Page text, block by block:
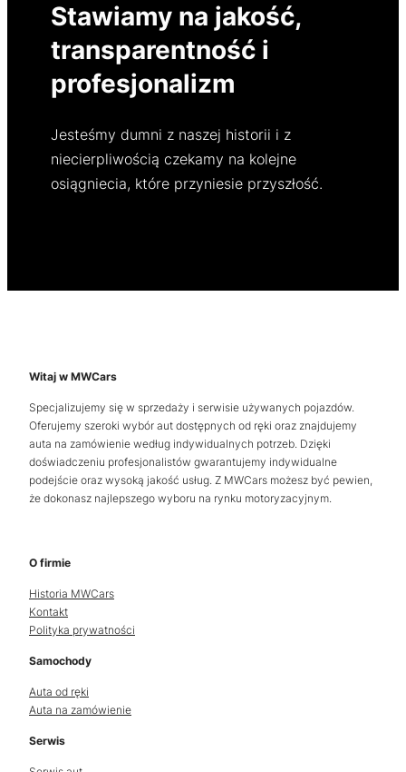
Stawiamy na jakość,
transparentność i
profesjonalizm
Jesteśmy dumni z naszej historii i z
niecierpliwością czekamy na kolejne
osiągniecia, które przyniesie przyszłość.
Witaj w MWCars
Specjalizujemy się w sprzedaży i serwisie używanych pojazdów.
Oferujemy szeroki wybór aut dostępnych od ręki oraz znajdujemy
auta na zamówienie według indywidualnych potrzeb. Dzięki
doświadczeniu profesjonalistów gwarantujemy indywidualne
podejście oraz wysoką jakość usług. Z MWCars możesz być pewien,
że dokonasz najlepszego wyboru na rynku motoryzacyjnym.
O firmie
Historia MWCars
Kontakt
Polityka prywatności
Samochody
Auta od ręki
Auta na zamówienie
Serwis